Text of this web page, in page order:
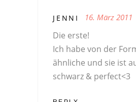
JENNI 16. März 2011
Die erste!
Ich habe von der
ähnliche und sie ist
schwarz & perfect<3